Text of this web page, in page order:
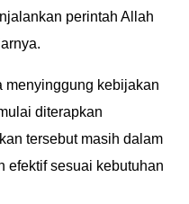
perintah Allah
menyinggung kebijakan
diterapkan
tersebut masih dalam
efektif sesuai kebutuhan